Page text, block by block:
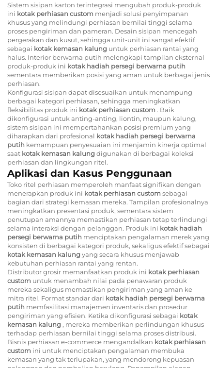
Sistem sisipan karton terintegrasi mengubah produk-produk
ini kotak perhiasan custom menjadi solusi penyimpanan
khusus yang melindungi perhiasan bernilai tinggi selama
proses pengiriman dan pameran. Desain sisipan mencegah
pergerakan dan kusut, sehingga unit-unit ini sangat efektif
sebagai kotak kemasan kalung untuk perhiasan rantai yang
halus. Interior berwarna putih melengkapi tampilan eksternal
produk-produk ini kotak hadiah persegi berwarna putih
sementara memberikan posisi yang aman untuk berbagai jenis
perhiasan.
Konfigurasi sisipan dapat disesuaikan untuk menampung
berbagai kategori perhiasan, sehingga meningkatkan
fleksibilitas produk ini kotak perhiasan custom . Baik
dikonfigurasi untuk anting-anting, liontin, maupun kalung,
sistem sisipan ini mempertahankan posisi premium yang
diharapkan dari profesional kotak hadiah persegi berwarna
putih kemampuan penyesuaian ini menjamin kinerja optimal
saat kotak kemasan kalungdigunakan di berbagai koleksi
perhiasan dan lingkungan ritel.
Aplikasi dan Kasus Penggunaan
Toko ritel perhiasan memperoleh manfaat signifikan dengan
menerapkan produk ini kotak perhiasan custom sebagai
bagian dari strategi kemasan mereka. Tampilan profesionalnya
meningkatkan presentasi produk, sementara sistem
penutupan amannya memastikan perhiasan tetap terlindungi
selama interaksi dengan pelanggan. Produk ini kotak hadiah
persegi berwarna putih menciptakan pengalaman merek yang
konsisten di berbagai kategori produk, sekaligus efektif sebagai
kotak kemasan kalungyang secara khusus menjawab
kebutuhan perhiasan rantai yang rentan.
Distributor grosir memanfaatkan produk ini kotak perhiasan
custom untuk menambah nilai pada penawaran produk
mereka sekaligus memastikan pengiriman yang aman ke
mitra ritel. Format standar dari kotak hadiah persegi berwarna
putih memfasilitasi manajemen inventaris dan prosedur
pengiriman yang efisien. Ketika dikonfigurasi sebagai kotak
kemasan kalung , mereka memberikan perlindungan khusus
terhadap perhiasan bernilai tinggi selama proses distribusi.
Bisnis perhiasan e-commerce mengandalkan kotak perhiasan
custom ini untuk menciptakan pengalaman membuka
kemasan yang tak terlupakan, yang mendorong kepuasan